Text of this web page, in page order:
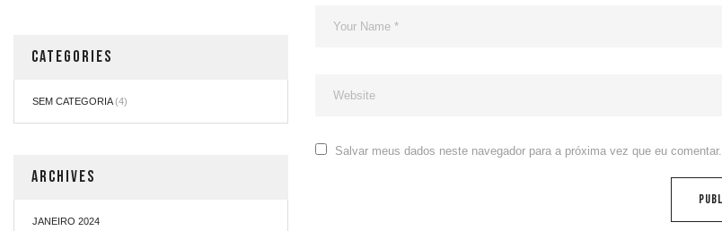
CATEGORIES
SEM CATEGORIA(4)
ARCHIVES
JANEIRO 2024
Salvar meus dados neste navegador para a próxima vez que eu comentar.